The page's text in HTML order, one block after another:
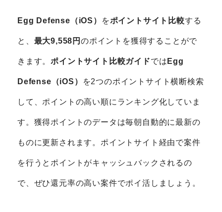
Egg Defense（iOS） をポイントサイト比較する
と、 最大9,558円のポイントを獲得することがで
きます。ポイントサイト比較ガイドでは Egg
Defense（iOS） を2つのポイントサイト横断検索
して、ポイントの高い順にランキング化していま
す。獲得ポイントのデータは毎朝自動的に最新の
ものに更新されます。ポイントサイト経由で案件
を行うとポイントがキャッシュバックされるの
で、ぜひ還元率の高い案件でポイ活しましょう。